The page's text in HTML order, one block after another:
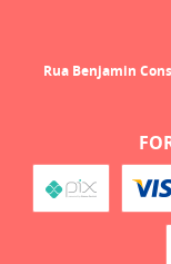
Rua Benjamin